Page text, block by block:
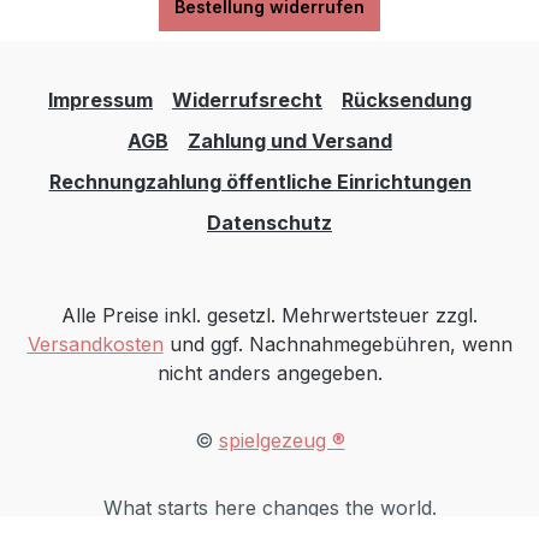
Bestellung widerrufen
Impressum Widerrufsrecht
Rücksendung
AGB
Zahlung und Versand
Rechnungzahlung öffentliche Einrichtungen
Datenschutz
Alle Preise inkl. gesetzl. Mehrwertsteuer zzgl.
Versandkosten und ggf. Nachnahmegebühren, wenn
nicht anders angegeben.
© spielgezeug ®
What starts here changes the world.